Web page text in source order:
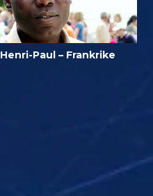
Henri-Paul – Frankrike